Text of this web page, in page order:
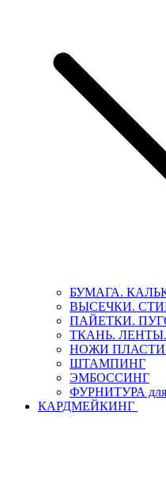
БУМАГА.
ВЫСЕЧКИ.
ПАЙЕТКИ.
ТКАНЬ.
НОЖИ
ШТАМПИНГ
ЭМБОССИНГ
ФУРНИТУРА для
КАРДМЕЙКИНГ